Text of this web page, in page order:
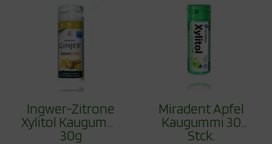
Ingwer-Zitrone
Xylitol Kaugummi
30g
Miradent Apfel
Kaugummi 30
Stck.